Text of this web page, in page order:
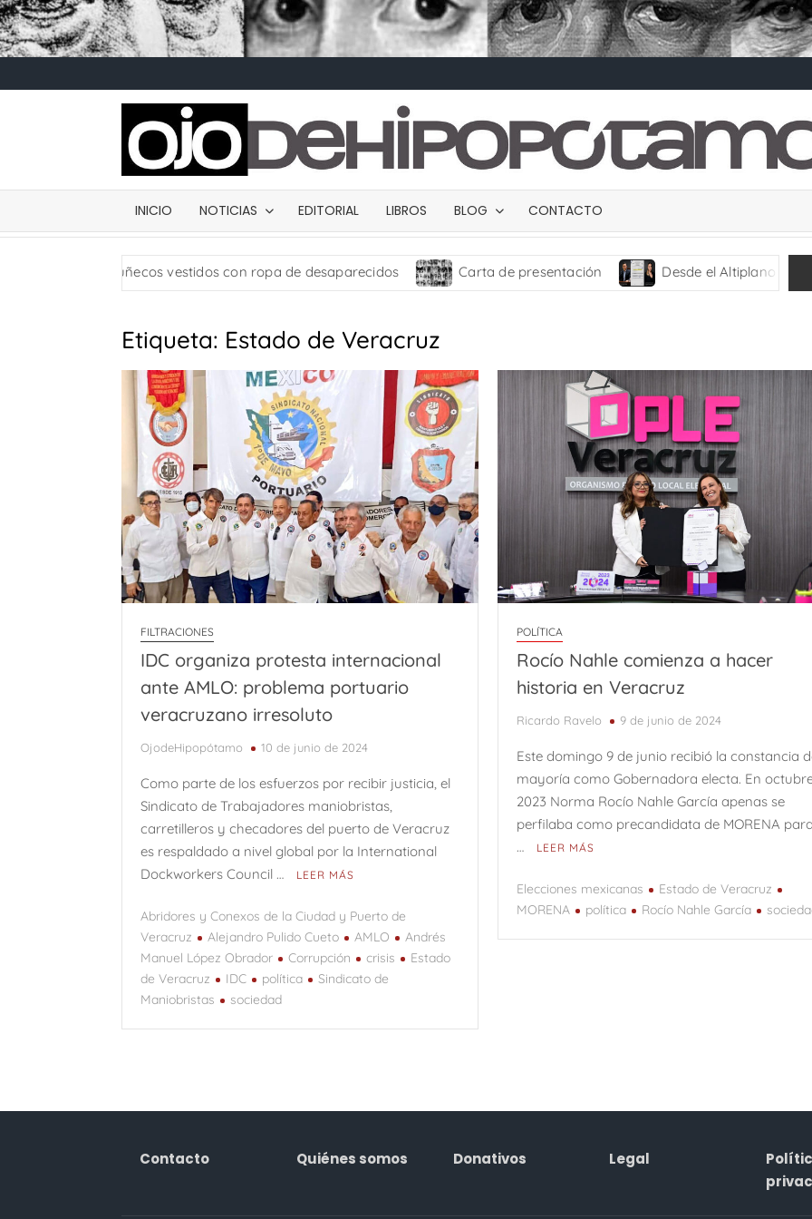
INICIO NOTICIAS EDITORIAL LIBROS BLOG CONTACTO
muñecos vestidos con ropa de desaparecidos Carta de presentación Desde el Altiplano
Etiqueta: Estado de Veracruz
FILTRACIONES
IDC organiza protesta internacional
ante AMLO: problema portuario
veracruzano irresoluto
OjodeHipopótamo 10 de junio de 2024
Como parte de los esfuerzos por recibir justicia, el
Sindicato de Trabajadores maniobristas,
carretilleros y checadores del puerto de Veracruz
es respaldado a nivel global por la International
Dockworkers Council …
LEER MÁS
Abridores y Conexos de la Ciudad y Puerto de
Veracruz
Alejandro Pulido Cueto AMLO
Andrés
Manuel López Obrador
Corrupción crisis
Estado
de Veracruz
IDC política
Sindicato de
Maniobristas
sociedad
POLÍTICA
Rocío Nahle comienza a hacer
historia en Veracruz
Ricardo Ravelo 9 de junio de 2024
Este domingo 9 de junio recibió la constancia
mayoría como Gobernadora electa. En
2023 Norma Rocío Nahle García apenas se
perfilaba como precandidata de MORENA
…
LEER MÁS
Elecciones mexicanas
Estado de Veracruz
MORENA
política Rocío Nahle García
Contacto Quiénes somos Donativos Legal